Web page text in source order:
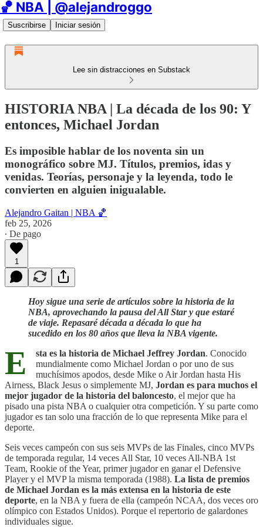
🏀 NBA | @alejandroggo
Suscribirse Iniciar sesión
Lee sin distracciones en Substack
HISTORIA NBA | La década de los 90: Y
entonces, Michael Jordan
Es imposible hablar de los noventa sin un
monográfico sobre MJ. Títulos, premios, idas y
venidas. Teorías, personaje y la leyenda, todo le
convierten en alguien inigualable.
Alejandro Gaitan | NBA 🏀
feb 25, 2026
∙ De pago
1
Hoy sigue una serie de artículos sobre la historia de la
NBA, aprovechando la pausa del All Star y que estaré
de viaje. Repasaré década a década lo que ha
sucedido en los 80 años que lleva la NBA vigente.
E sta es la historia de Michael Jeffrey Jordan. Conocido
mundialmente como Michael Jordan o por uno de sus
muchísimos apodos, desde Mike o Air Jordan hasta His
Airness, Black Jesus o simplemente MJ, Jordan es para muchos el
mejor jugador de la historia del baloncesto, el mejor que ha
pisado una pista NBA o cualquier otra competición. Y su parte como
jugador es tan solo una fracción de lo que representa Mike para el
deporte.
Seis veces campeón con sus seis MVPs de las Finales, cinco MVPs
de temporada regular, 14 veces All Star, 10 veces All-NBA 1st
Team, Rookie of the Year, primer jugador en ganar el Defensive
Player y el MVP la misma temporada (1988). La lista de premios
de Michael Jordan es la más extensa en la historia de este
deporte, en la NBA y fuera de ella (campeón NCAA, dos veces oro
olímpico con Estados Unidos). Porque el repertorio de galardones
individuales sigue.